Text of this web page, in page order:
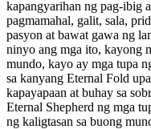
kapangyarihan ng pag-ibig
pagmamahal, galit, sala,
pasyon at bawat gawa ng
ninyo ang mga ito, kayong
mundo, kayo ay mga tupa
sa kanyang Eternal Fold
kapayapaan at buhay sa
Eternal Shepherd ng mga
ng kaligtasan sa buong